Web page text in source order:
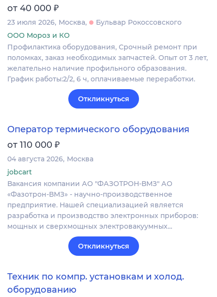
от 40 000 ₽
23 июля 2026 Москва
Бульвар Рокоссовского
ООО Мороз и КО
Профилактика оборудования, Срочный ремонт при
поломках, заказ необходимых запчастей. Опыт от 3 лет,
желательно наличие профильного образования.
График работы:2/2, 6 ч, оплачиваемые переработки.
Откликнуться
Оператор термического оборудования
от 110 000 ₽
04 августа 2026 Москва
jobcart
Вакансия компании АО "ФАЗОТРОН-ВМЗ" АО
«Фазотрон-ВМЗ» - научно-производственное
предприятие. Нашей специализацией является
разработка и производство электронных приборов:
мощных и сверхмощных электровакуумных…
Откликнуться
Техник по компр. установкам и холод.
оборудованию